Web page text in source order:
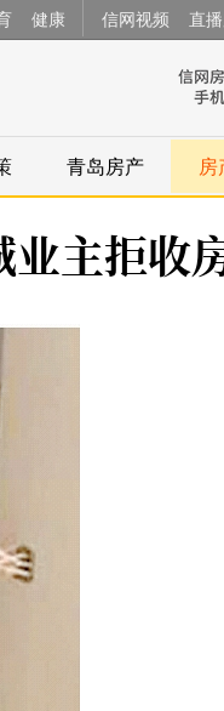
健康 信网视频 直
青岛房产
主拒收